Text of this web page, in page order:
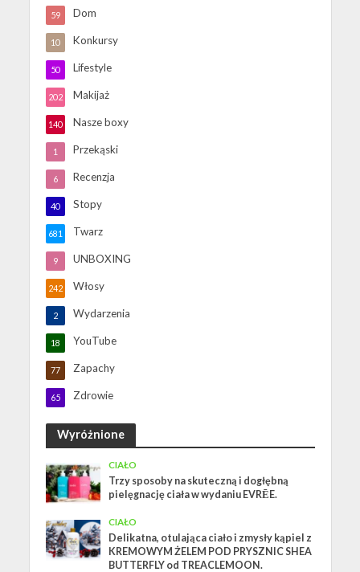
Dom
59
Konkursy
10
Lifestyle
50
Makijaż
202
Nasze boxy
140
Przekąski
1
Recenzja
6
Stopy
40
Twarz
681
UNBOXING
9
Włosy
242
Wydarzenia
2
YouTube
18
Zapachy
77
Zdrowie
65
Wyróżnione
CIAŁO
Trzy sposoby na skuteczną i dogłębną
pielęgnację ciała w wydaniu EVRĒE.
CIAŁO
Delikatna, otulająca ciało i zmysły kąpiel z
KREMOWYM ŻELEM POD PRYSZNIC SHEA
BUTTERFLY od TREACLEMOON.